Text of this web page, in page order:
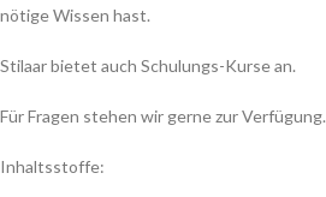
nötige Wissen hast.
Stilaar bietet auch Schulungs-Kurse an.
Für Fragen stehen wir gerne zur Verfügung.
Inhaltsstoffe: